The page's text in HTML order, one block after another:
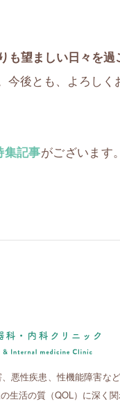
望ましい日々を過
後とも、よろしく
集記事がございます
悪性疾患、性機能障害な
生活の質（QOL）に深く関